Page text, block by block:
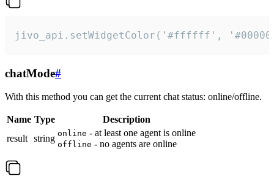
jivo_api.setWidgetColor('#ffffff',
chatMode#
With this method you can get the current chat status: online/offline.
Name Type
Description
result string online - at least one agent is online
offline - no agents are online